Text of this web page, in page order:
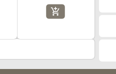
add_shopping_cart